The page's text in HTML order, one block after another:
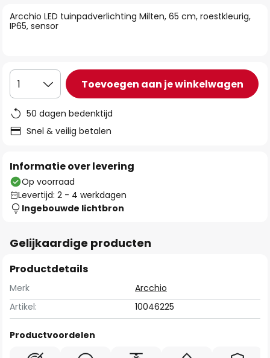
de
afbeeldingen-
Arcchio LED tuinpadverlichting Milten, 65 cm, roestkleurig,
IP65, sensor
1 Toevoegen aan je winkelwagen
50 dagen bedenktijd
Snel & veilig betalen
Informatie over levering
Op voorraad
Levertijd: 2 - 4 werkdagen
Ingebouwde lichtbron
Gelijkaardige producten
Productdetails
Merk
Arcchio
Artikel:
10046225
Productvoordelen